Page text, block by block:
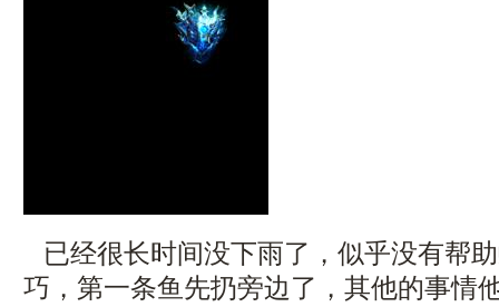
已经很长时间没下雨了，似乎没有帮
巧，第一条鱼先扔旁边了，其他的事情